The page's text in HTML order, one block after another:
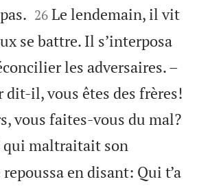


26 Le lendemain, il vit
se battre. Il s’interposa
les adversaires. –
dit-il, vous êtes des frères!
vous faites-vous du mal?
qui maltraitait son
en disant: Qui t’a